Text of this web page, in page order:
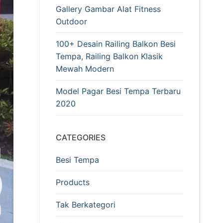
Gallery Gambar Alat Fitness
Outdoor
100+ Desain Railing Balkon Besi
Tempa, Railing Balkon Klasik
Mewah Modern
Model Pagar Besi Tempa Terbaru
2020
CATEGORIES
Besi Tempa
Products
Tak Berkategori